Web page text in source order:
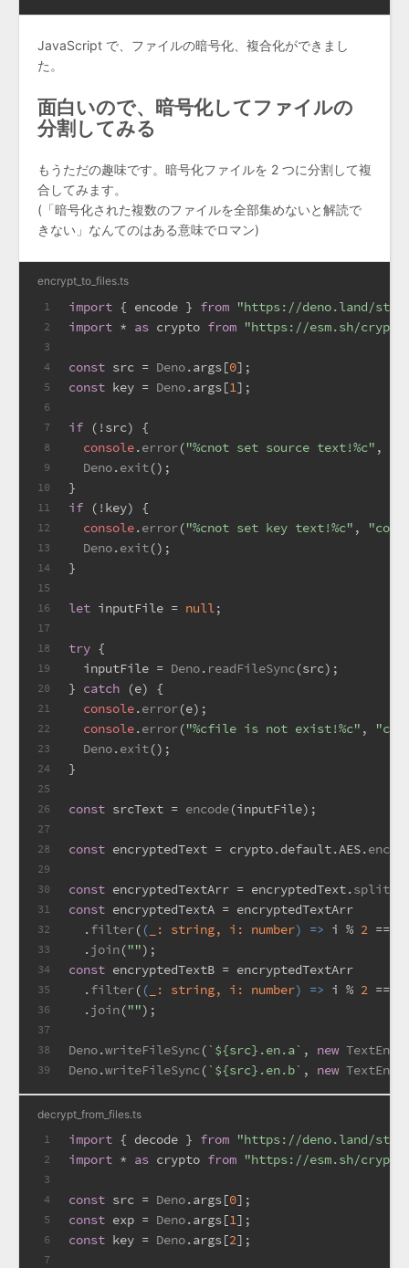
JavaScript で、ファイルの暗号化、複合化ができまし
た。
面白いので、暗号化してファイルの
分割してみる
もうただの趣味です。暗号化ファイルを 2 つに分割して複
合してみます。
(「暗号化された複数のファイルを全部集めないと解読で
きない」なんてのはある意味でロマン)
encrypt_to_files.ts
1
2
3
4
5
6
7
8
9
10
11
12
13
14
15
16
17
18
19
20
21
22
23
24
25
26
27
28
29
30
31
32
33
34
35
36
37
38
39
import { encode } from "https://deno.land/
import * as crypto from "https://esm.sh/
const src = Deno.args[0];
const key = Deno.args[1 ];
if (!src) {
console.error("%cnot set source text!%c" ,
Deno.exit();
}
if (!key) {
console.error("%cnot set key text!%c" ,
Deno.exit();
}
let inputFile = null ;
try {
  inputFile =
Deno. readFileSync(src);
} catch (e) {
console.error(e);
console.error("%cfile is not exist!%c" ,
Deno.exit();
}
const srcText = encode(inputFile);
const encryptedText = crypto.default.AES.
const encryptedTextArr = encryptedText.split
const encryptedTextA = encryptedTextArr
  .
filter( ( _: string, i: number) => i % 2 ==
  .
join("");
const encryptedTextB = encryptedTextArr
  .
filter( ( _: string, i: number) => i % 2 ==
  .
join("");
Deno.writeFileSync( ` ${src} .en.a` , new
Deno.writeFileSync( ` ${src} .en.b` , new
decrypt_from_files.ts
1
2
3
4
5
6
7
import { decode } from "https://deno.land/
import * as crypto from "https://esm.sh/
const src = Deno.args[0];
const exp = Deno.args[1];
const key = Deno.args[2];